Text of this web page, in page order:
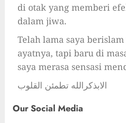
di otak yang memberi
dalam jiwa.
Telah lama saya
ayatnya, tapi baru di
saya merasa sensasi
الابذكرالله تطمئن القلوب
Our Social Media